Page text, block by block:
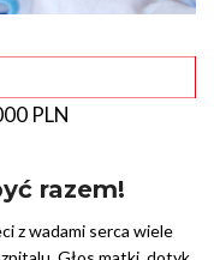
PLN
razem!
z wadami serca wiele